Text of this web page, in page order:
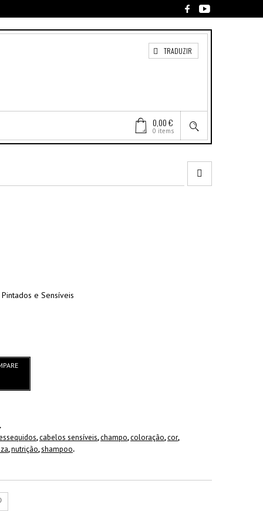
TRADUZIR
0,00 €
0 items
e Sensíveis
.
,cabelos sensíveis,champo,coloração,cor,
,nutrição,shampoo.